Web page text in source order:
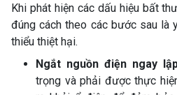
Khi phát hiện các dấu hiệu bất
đúng cách theo các bước sau là
thiểu thiệt hại.
Ngắt nguồn điện ngay
trọng và phải được thực